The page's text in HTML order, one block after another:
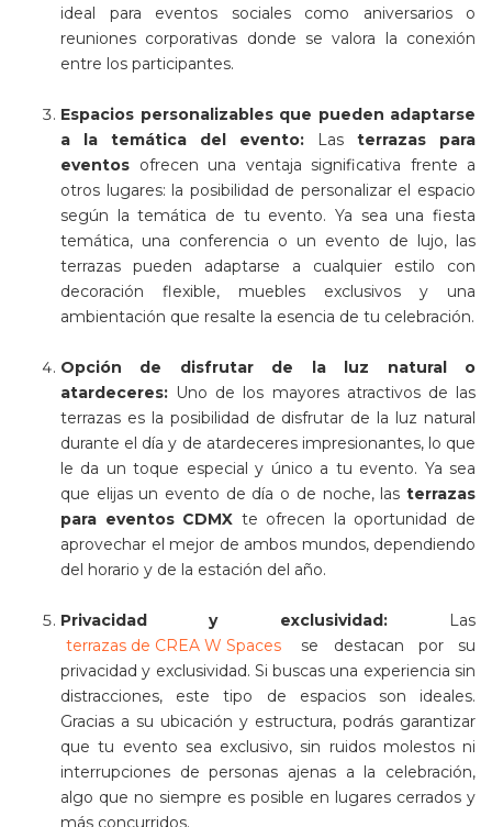
ideal para eventos sociales como aniversarios o
reuniones corporativas donde se valora la conexión
entre los participantes.
Espacios personalizables que pueden adaptarse
a la temática del evento: Las terrazas para
eventos ofrecen una ventaja significativa frente a
otros lugares: la posibilidad de personalizar el espacio
según la temática de tu evento. Ya sea una fiesta
temática, una conferencia o un evento de lujo, las
terrazas pueden adaptarse a cualquier estilo con
decoración flexible, muebles exclusivos y una
ambientación que resalte la esencia de tu celebración.
Opción de disfrutar de la luz natural o
atardeceres: Uno de los mayores atractivos de las
terrazas es la posibilidad de disfrutar de la luz natural
durante el día y de atardeceres impresionantes, lo que
le da un toque especial y único a tu evento. Ya sea
que elijas un evento de día o de noche, las terrazas
para eventos CDMX te ofrecen la oportunidad de
aprovechar el mejor de ambos mundos, dependiendo
del horario y de la estación del año.
Privacidad y exclusividad:Las
terrazas de CREA W Spaces
se destacan por su
privacidad y exclusividad. Si buscas una experiencia sin
distracciones, este tipo de espacios son ideales.
Gracias a su ubicación y estructura, podrás garantizar
que tu evento sea exclusivo, sin ruidos molestos ni
interrupciones de personas ajenas a la celebración,
algo que no siempre es posible en lugares cerrados y
más concurridos.